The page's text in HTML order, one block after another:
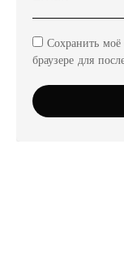
Сохранить
браузере для